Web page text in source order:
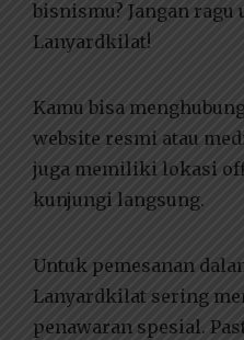
bisnismu? Jangan
Lanyardkilat!
Kamu bisa
website resmi atau
juga memiliki lokasi
kunjungi langsung.
Untuk pemesanan
Lanyardkilat sering
penawaran spesial.